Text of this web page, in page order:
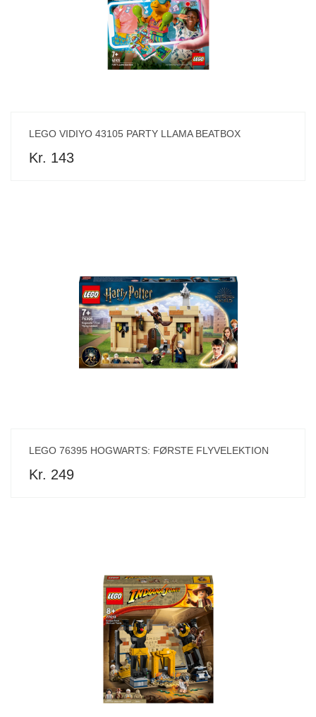
LEGO VIDIYO 43105 PARTY LLAMA BEATBOX
Kr. 143
LEGO 76395 HOGWARTS: FØRSTE FLYVELEKTION
Kr. 249